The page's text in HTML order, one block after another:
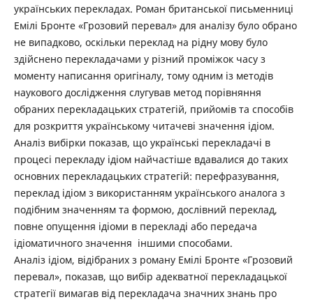
українських перекладах. Роман британської письменниці
Емілі Бронте «Грозовий перевал» для аналізу було обрано
не випадково, оскільки переклад на рідну мову було
здійснено перекладачами у різний проміжок часу з
моменту написання оригіналу, тому одним із методів
наукового дослідження слугував метод порівняння
обраних перекладацьких стратегій, прийомів та способів
для розкриття українському читачеві значення ідіом.
Аналіз вибірки показав, що українські перекладачі в
процесі перекладу ідіом найчастіше вдавалися до таких
основних перекладацьких стратегій: перефразування,
переклад ідіом з використанням українського аналога з
подібним значенням та формою, дослівний переклад,
повне опущення ідіоми в перекладі або передача
ідіоматичного значення іншими способами.
Аналіз ідіом, відібраних з роману Емілі Бронте «Грозовий
перевал», показав, що вибір адекватної перекладацької
стратегії вимагав від перекладача значних знань про